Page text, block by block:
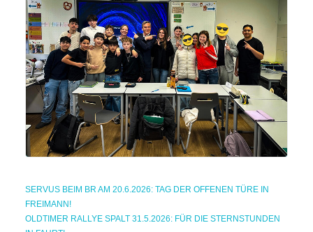
SERVUS BEIM BR AM 20.6.2026: TAG DER OFFENEN TÜRE IN
FREIMANN!
OLDTIMER RALLYE SPALT 31.5.2026: FÜR DIE STERNSTUNDEN